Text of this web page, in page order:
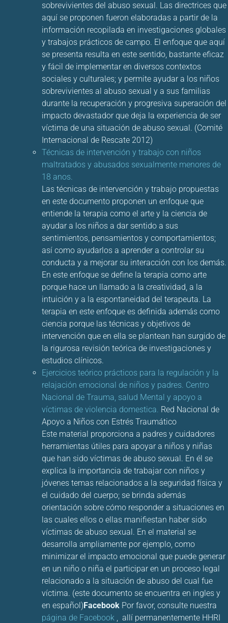
sobrevivientes del abuso sexual. Las directrices que
aquí se proponen fueron elaboradas a partir de la
información recopilada en investigaciones globales
y trabajos prácticos de campo. El enfoque que aquí
se presenta resulta en este sentido, bastante eficaz
y fácil de implementar en diversos contextos
sociales y culturales; y permite ayudar a los niños
sobrevivientes al abuso sexual y a sus familias
durante la recuperación y progresiva superación del
impacto devastador que deja la experiencia de ser
víctima de una situación de abuso sexual. (Comité
Internacional de Rescate 2012)
Técnicas de intervención y trabajo con niños
maltratados y abusados sexualmente menores de
18 anos.
Las técnicas de intervención y trabajo propuestas
en este documento proponen un enfoque que
entiende la terapia como el arte y la ciencia de
ayudar a los niños a dar sentido a sus
sentimientos, pensamientos y comportamientos;
así como ayudarlos a aprender a controlar su
conducta y a mejorar su interacción con los demás.
En este enfoque se define la terapia como arte
porque hace un llamado a la creatividad, a la
intuición y a la espontaneidad del terapeuta. La
terapia en este enfoque es definida además como
ciencia porque las técnicas y objetivos de
intervención que en ella se plantean han surgido de
la rigurosa revisión teórica de investigaciones y
estudios clínicos.
Ejercicios teórico prácticos para la regulación y la
relajación emocional de niños y padres. Centro
Nacional de Trauma, salud Mental y apoyo a
víctimas de violencia domestica. Red Nacional de
Apoyo a Niños con Estrés Traumático
Este material proporciona a padres y cuidadores
herramientas útiles para apoyar a niños y niñas
que han sido víctimas de abuso sexual. En él se
explica la importancia de trabajar con niños y
jóvenes temas relacionados a la seguridad física y
el cuidado del cuerpo; se brinda además
orientación sobre cómo responder a situaciones en
las cuales ellos o ellas manifiestan haber sido
víctimas de abuso sexual. En el material se
desarrolla ampliamente por ejemplo, como
minimizar el impacto emocional que puede generar
en un niño o niña el participar en un proceso legal
relacionado a la situación de abuso del cual fue
víctima. (este documento se encuentra en ingles y
en español)Facebook Por favor, consulte nuestra
página de Facebook
, allí permanentemente HHRI